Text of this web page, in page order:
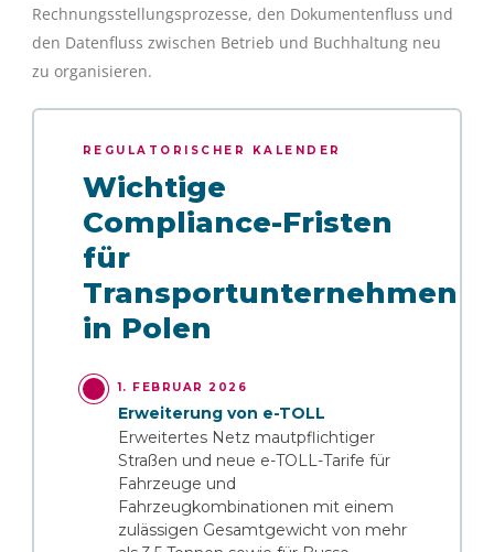
Rechnungsstellungsprozesse, den Dokumentenfluss und
den Datenfluss zwischen Betrieb und Buchhaltung neu
zu organisieren.
REGULATORISCHER KALENDER
Wichtige
Compliance-Fristen
für
Transportunternehmen
in Polen
1. FEBRUAR 2026
Erweiterung von e-TOLL
Erweitertes Netz mautpflichtiger
Straßen und neue e-TOLL-Tarife für
Fahrzeuge und
Fahrzeugkombinationen mit einem
zulässigen Gesamtgewicht von mehr